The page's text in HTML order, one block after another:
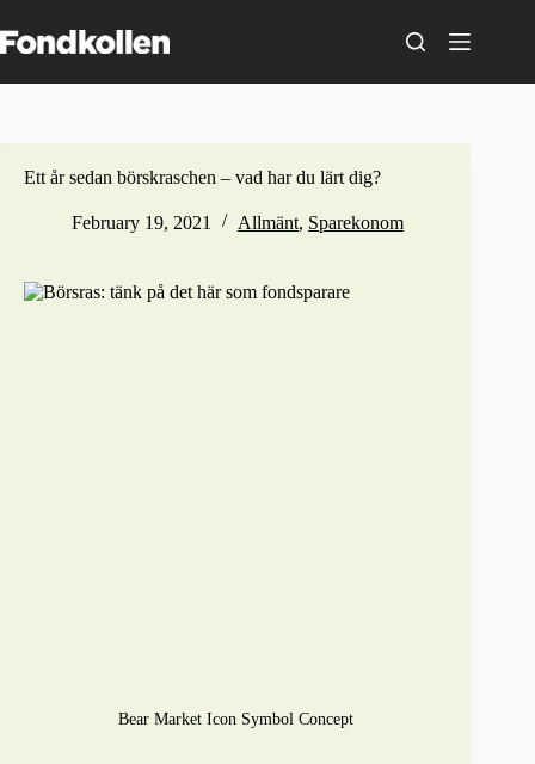
to
content
Ett år sedan börskraschen – vad har du lärt dig?
February 19, 2021 Allmänt, Sparekonom
Bear Market Icon Symbol Concept